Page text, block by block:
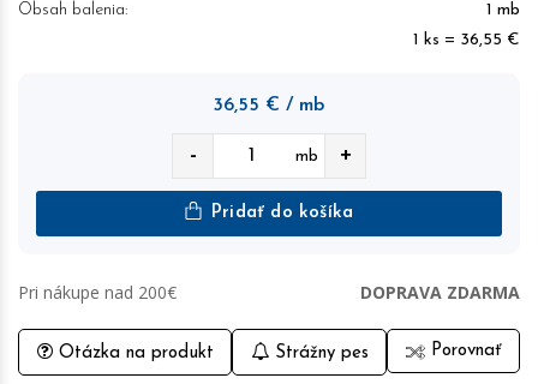
Obsah balenia:
1 mb
1 ks = 36,55 €
36,55 € / mb
- mb +
Pridať do košíka
Pri nákupe nad 200€ DOPRAVA ZDARMA
Otázka na produkt Strážny pes Porovnať